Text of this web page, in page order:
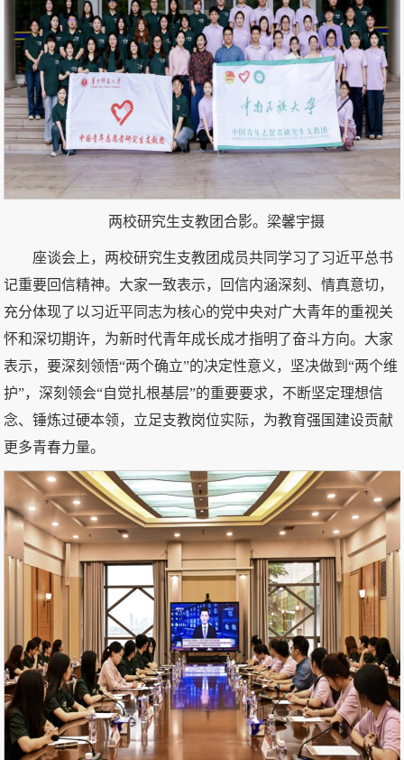
两校研究生支教团合影。梁馨宇摄
座谈会上，两校研究生支教团成员共同学习了习近平总书
记重要回信精神。大家一致表示，回信内涵深刻、情真意切，
充分体现了以习近平同志为核心的党中央对广大青年的重视关
怀和深切期许，为新时代青年成长成才指明了奋斗方向。大家
表示，要深刻领悟“两个确立”的决定性意义，坚决做到“两个维
护”，深刻领会“自觉扎根基层”的重要要求，不断坚定理想信
念、锤炼过硬本领，立足支教岗位实际，为教育强国建设贡献
更多青春力量。